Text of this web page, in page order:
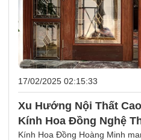
17/02/2025 02:15:33
Xu Hướng Nội Thất
Kính Hoa Đồng Nghệ
Kính Hoa Đồng Hoàng Minh